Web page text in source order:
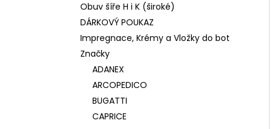
Obuv šíře H i K (široké)
DÁRKOVÝ POUKAZ
Impregnace, Krémy a Vložky do bot
Značky
ADANEX
ARCOPEDICO
BUGATTI
CAPRICE